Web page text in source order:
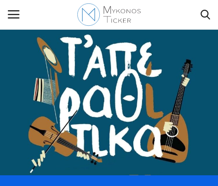
Contact Us
Politique
Business
World